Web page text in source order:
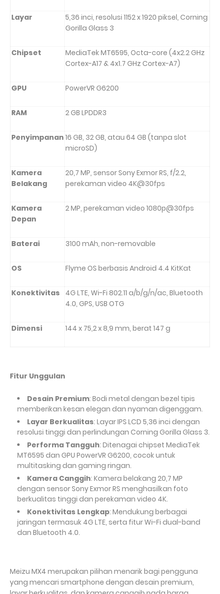
Layar
5,36 inci, resolusi 1152 x 1920 piksel, Corning
Gorilla Glass 3
Chipset
MediaTek MT6595, Octa-core (4x2.2 GHz
Cortex-A17 & 4x1.7 GHz Cortex-A7)
GPU PowerVR G6200
RAM 2 GB LPDDR3
Penyimpanan 16 GB, 32 GB, atau 64 GB (tanpa slot
microSD)
Kamera
Belakang
20,7 MP, sensor Sony Exmor RS, f/2.2,
perekaman video 4K@30fps
Kamera
Depan
2 MP, perekaman video 1080p@30fps
Baterai 3100 mAh, non-removable
OS Flyme OS berbasis Android 4.4 KitKat
Konektivitas
4G LTE, Wi-Fi 802.11 a/b/g/n/ac, Bluetooth
4.0, GPS, USB OTG
Dimensi 144 x 75,2 x 8,9 mm, berat 147 g
Fitur Unggulan
Desain Premium: Bodi metal dengan bezel tipis
memberikan kesan elegan dan nyaman digenggam.
Layar Berkualitas: Layar IPS LCD 5,36 inci dengan
resolusi tinggi dan perlindungan Corning Gorilla Glass 3.
Performa Tangguh: Ditenagai chipset MediaTek
MT6595 dan GPU PowerVR G6200, cocok untuk
multitasking dan gaming ringan.
Kamera Canggih: Kamera belakang 20,7 MP
dengan sensor Sony Exmor RS menghasilkan foto
berkualitas tinggi dan perekaman video 4K.
Konektivitas Lengkap: Mendukung berbagai
jaringan termasuk 4G LTE, serta fitur Wi-Fi dual-band
dan Bluetooth 4.0.
Meizu MX4 merupakan pilihan menarik bagi pengguna
yang mencari smartphone dengan desain premium,